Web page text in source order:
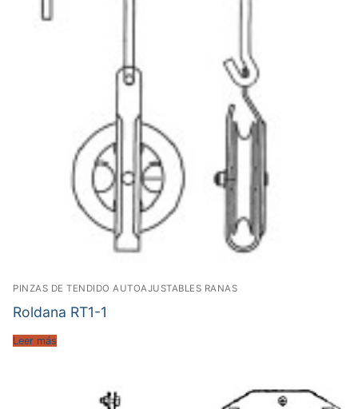
PINZAS DE TENDIDO AUTOAJUSTABLES RANAS
Roldana RT1-1
Leer más